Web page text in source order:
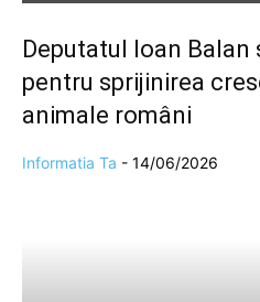
Deputatul Ioan
pentru sprijinirea
animale români
Informatia Ta - 14/06/2026